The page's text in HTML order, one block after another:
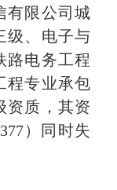
有限公司城
级、电子与
路电务工程
程专业承包
资质，其资
）同时失